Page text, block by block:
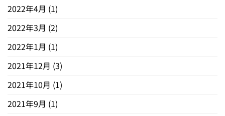
2022年4月 (1)
2022年3月 (2)
2022年1月 (1)
2021年12月 (3)
2021年10月 (1)
2021年9月 (1)